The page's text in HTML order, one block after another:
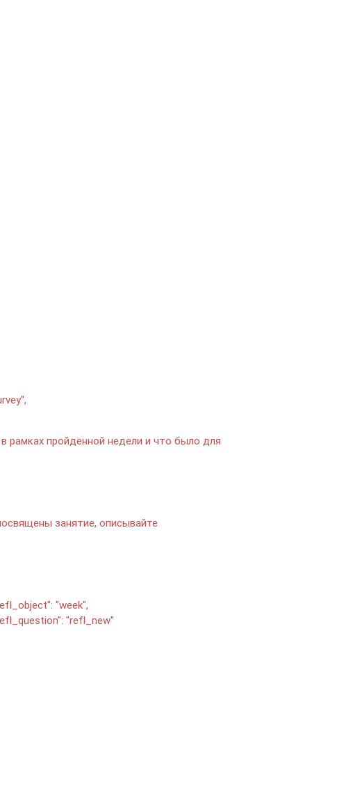
рамках пройденной недели и что было для
занятие, описывайте
"week",
"refl_new"